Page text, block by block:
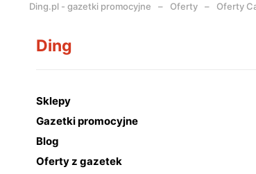
Ding.pl - gazetki promocyjne Oferty Oferty
Ding
Sklepy
Gazetki promocyjne
Blog
Oferty z gazetek